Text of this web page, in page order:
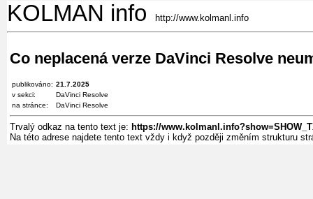
KOLMAN info http://www.kolmanl.info
Co neplacená verze DaVinci Resolve
publikováno: 21.7.2025
v sekci:
DaVinci Resolve
na stránce:
DaVinci Resolve
Trvalý odkaz na tento text je: https://
Na této adrese najdete tento text vždy i když později změním strukturu